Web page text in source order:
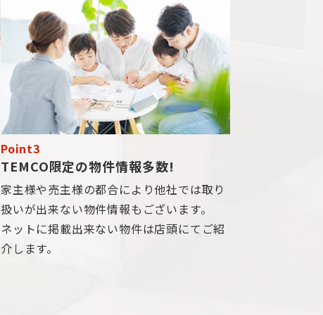
Point3
TEMCO限定の物件情報多数!
家主様や売主様の都合により他社では取り
扱いが出来ない物件情報もございます。
ネットに掲載出来ない物件は店頭にてご紹
介します。